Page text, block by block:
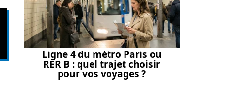
Ligne 4 du métro Paris ou
RER B : quel trajet choisir
pour vos voyages ?